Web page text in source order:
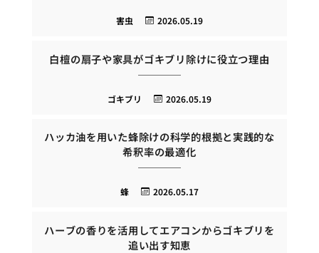
2026.05.19
害虫
白檀の扇子や家具がゴキブリ除けに役立つ理由
2026.05.19
ゴキブリ
ハッカ油を用いた蜂除けの科学的根拠と実践的な
希釈率の最適化
2026.05.17
蜂
ハーブの香りを活用してエアコンからゴキブリを
追い出す知恵